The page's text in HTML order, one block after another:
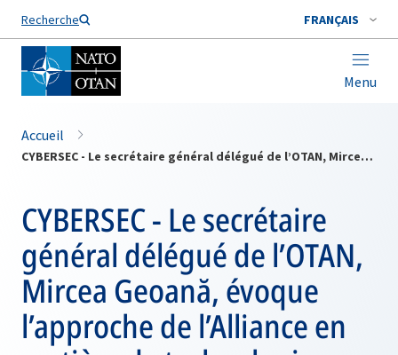
Recherche FRANÇAIS
Menu
Nom de famille*
Accueil
CYBERSEC - Le secrétaire général délégué de l’OTAN, Mircea Geoană, évoque l’approche de l’Alliance en matière de technologies émergentes
CYBERSEC - Le secrétaire
général délégué de l’OTAN,
Mircea Geoană, évoque
l’approche de l’Alliance en